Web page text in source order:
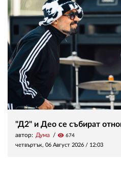
"Д2" и Део се събират
автор: Дума visibility 674
четвъртък, 06 Август 2026 / 12:03